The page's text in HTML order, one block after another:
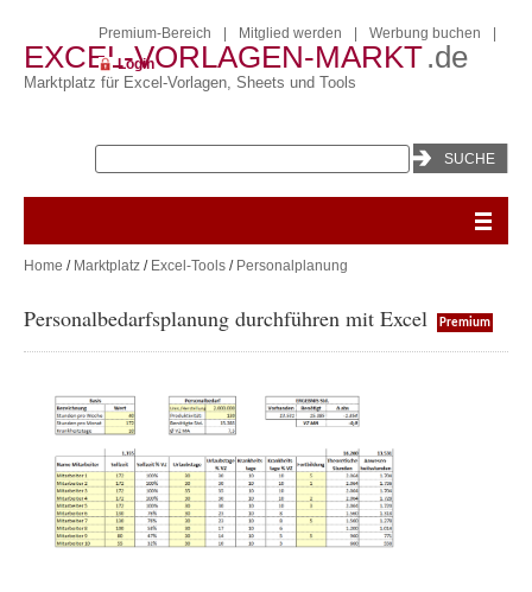
EXCEL-VORLAGEN-MARKT.de
Marktplatz für Excel-Vorlagen, Sheets und Tools
Premium-Bereich Mitglied werden Werbung buchen
Login
Home / Marktplatz / Excel-Tools / Personalplanung
Personalbedarfsplanung durchführen mit Excel Premium